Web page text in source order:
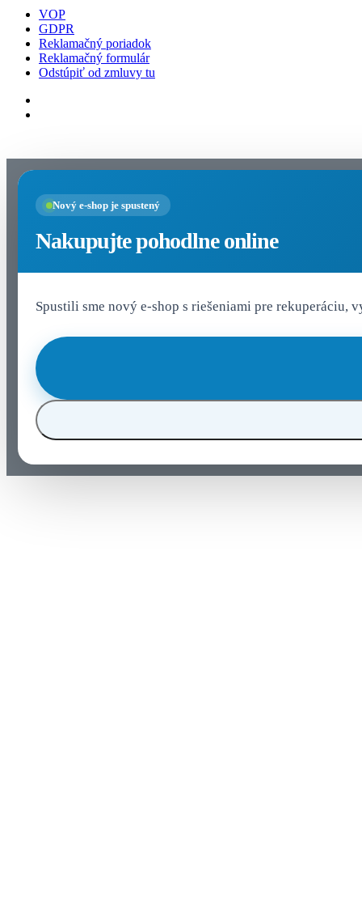
VOP
GDPR
Reklamačný poriadok
Reklamačný formulár
Odstúpiť od zmluvy tu
Nový e-shop je spustený
Nakupujte pohodlne online
Spustili sme nový e-shop s riešeniami pre rekuperáciu,